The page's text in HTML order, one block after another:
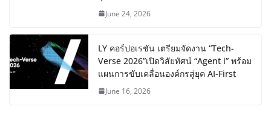
June 24, 2026
LY คอร์ปอเรชัน เตรียมจัดงาน “Tech-
Verse 2026”เปิดวิสัยทัศน์ “Agent i” พร้อม
แผนการขับเคลื่อนองค์กรสู่ยุค AI-First
June 16, 2026